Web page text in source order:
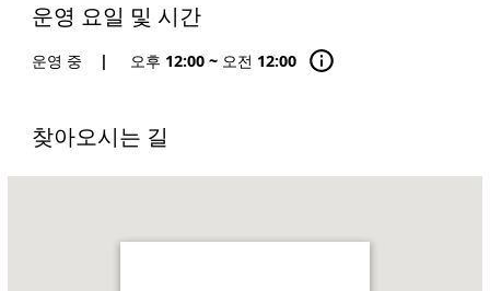
운영 요일 및 시간
운영 중 | 오후 12:00 ~ 오전 12:00
찾아오시는 길